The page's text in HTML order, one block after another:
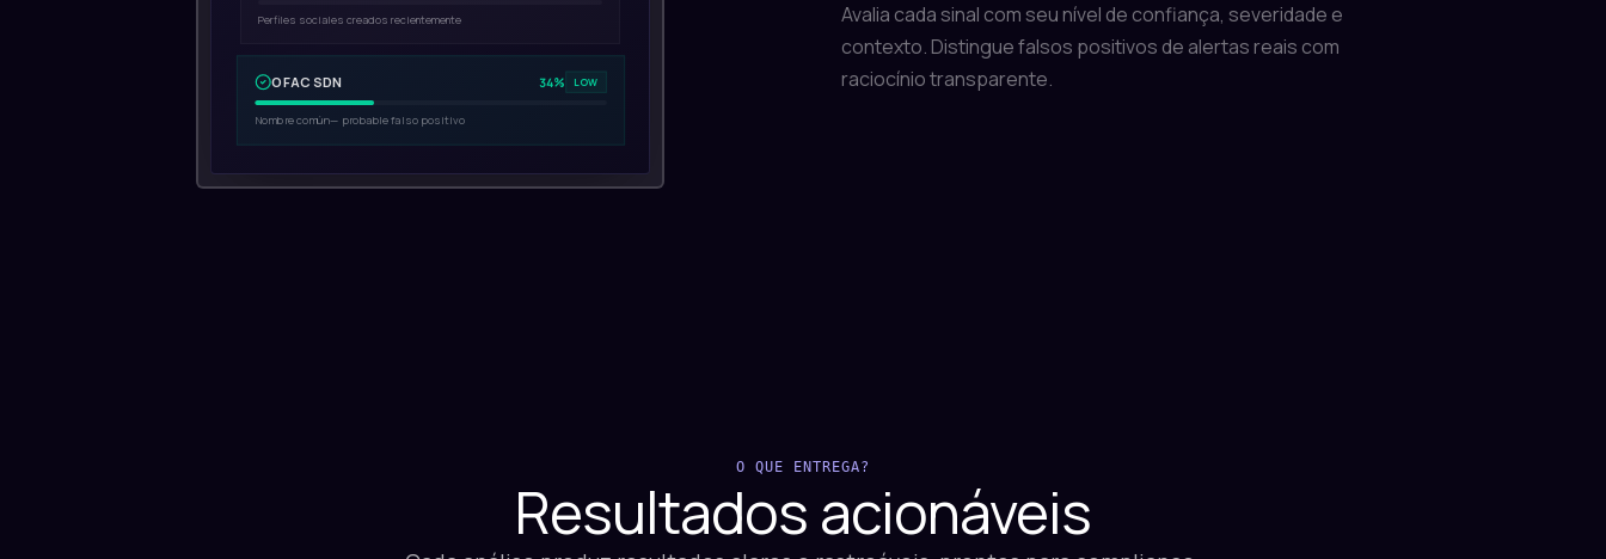
Avalia cada sinal com seu nível de confiança, severidade e
contexto. Distingue falsos positivos de alertas reais com
raciocínio transparente.
Perfiles sociales creados recientemente
OFAC SDN 34% LOW
Nombre común — probable falso positivo
O QUE ENTREGA?
Resultados acionáveis